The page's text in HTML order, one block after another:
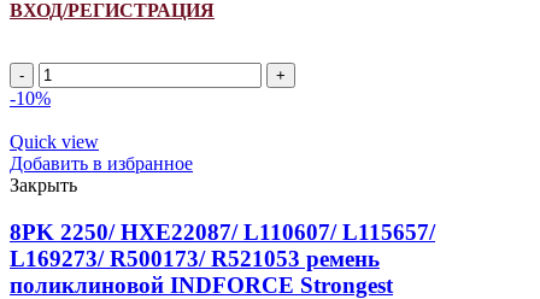
ВХОД/РЕГИСТРАЦИЯ
Количество
товара
1255
ремень
поликлиновой
INDFORCE
Strongest
-10%
Quick view
Добавить в избранное
Закрыть
8PK 2250/ HXE22087/ L110607/ L115657/
L169273/ R500173/ R521053 ремень
поликлиновой INDFORCE Strongest